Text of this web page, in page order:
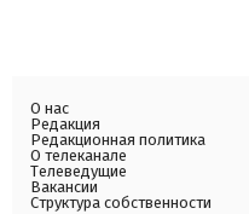
О нас
Редакция
Редакционная политика
О телеканале
Телеведущие
Вакансии
Структура собственности